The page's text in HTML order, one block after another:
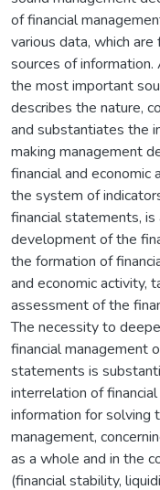
of financial
various data, which
sources of
the most important
describes the nature,
and substantiates the
making management
financial and
the system of
financial statements,
development of the
the formation of
and economic activity,
assessment of the
The necessity to
financial management
statements is
interrelation of
information for solving
management,
as a whole and in the
(financial stability,